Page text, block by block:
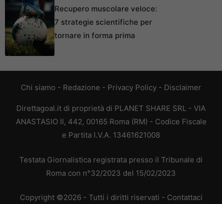
Recupero muscolare veloce:
7 strategie scientifiche per
tornare in forma prima
Chi siamo - Redazione - Privacy Policy - Disclaimer
Direttagoal.it di proprietà di PLANET SHARE SRL - VIA
ANASTASIO II, 442, 00165 Roma (RM) - Codice Fiscale
e Partita I.V.A. 13461621008
Testata Giornalistica registrata presso il Tribunale di
Roma con n°32/2023 del 15/02/2023
Copyright ©2026 - Tutti i diritti riservati - Contattaci